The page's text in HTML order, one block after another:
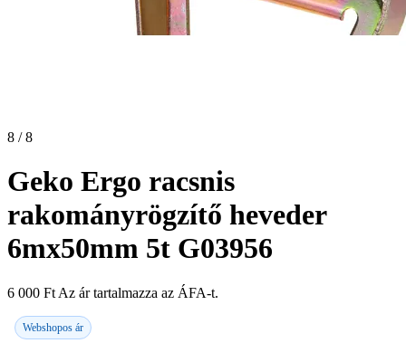
8 / 8
Geko Ergo racsnis
rakományrögzítő heveder
6mx50mm 5t G03956
6 000 Ft Az ár tartalmazza az ÁFA-t.
Webshopos ár